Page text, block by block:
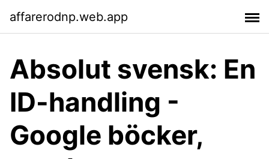
affarerodnp.web.app
Absolut svensk: En
ID-handling -
Google böcker,